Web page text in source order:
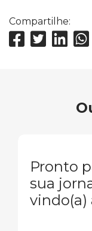
Compartilhe:
Pronto
sua
vindo(a)